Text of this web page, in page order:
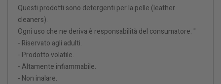
Questi prodotti sono detergenti per la pelle (leather
cleaners).
Ogni uso che ne deriva è responsabilità del consumatore. "
- Riservato agli adulti.
- Prodotto volatile.
- Altamente infiammabile.
- Non inalare.